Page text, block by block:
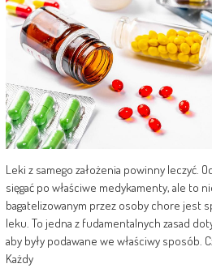
Leki z samego założenia powinny leczyć.
sięgać po właściwe medykamenty, ale to
bagatelizowanym przez osoby chore jest
leku. To jedna z fudamentalnych zasad
aby były podawane we właściwy sposób.
Każdy